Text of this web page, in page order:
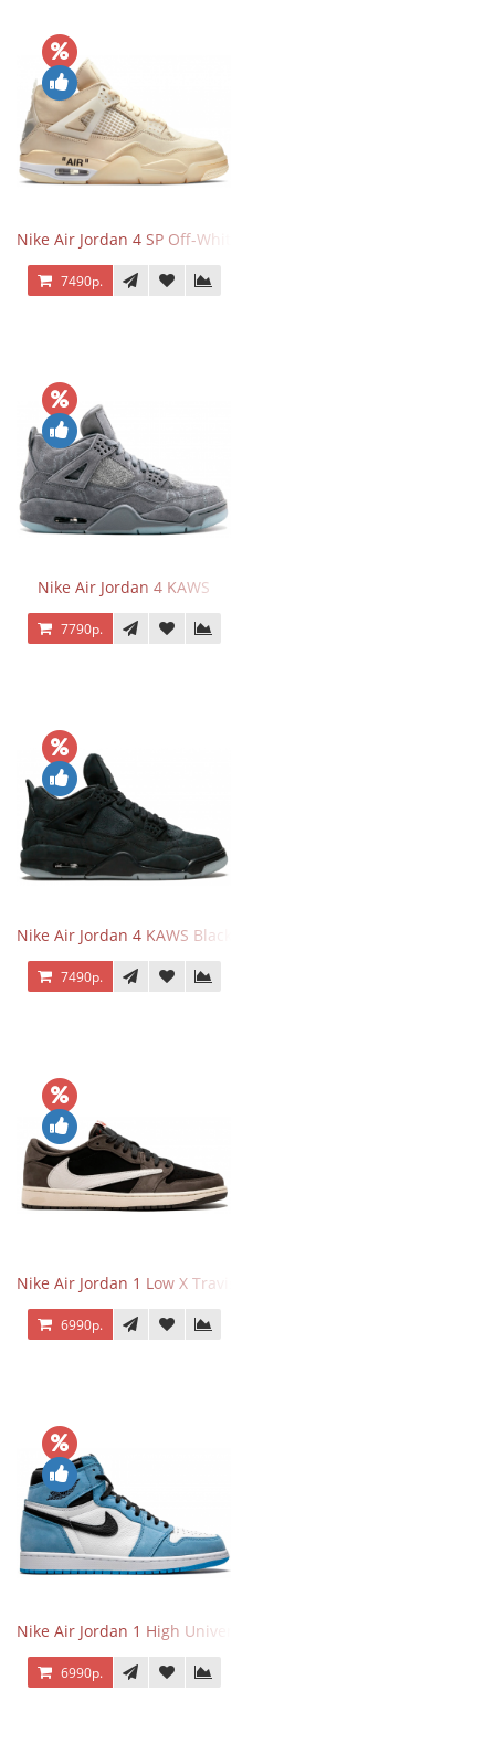
Nike Air Jordan 4 SP Off-White Sail
7490р.
Nike Air Jordan 4 KAWS
7790р.
Nike Air Jordan 4 KAWS Black
7490р.
Nike Air Jordan 1 Low X Travis Scott
6990р.
Nike Air Jordan 1 High University Blue
6990р.